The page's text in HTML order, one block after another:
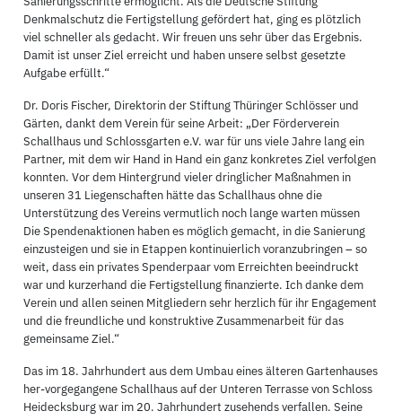
Denkmalschutz die Fertigstellung gefördert hat, ging es plötzlich
viel schneller als gedacht. Wir freuen uns sehr über das Ergebnis.
Damit ist unser Ziel erreicht und haben unsere selbst gesetzte
Aufgabe erfüllt.“
Dr. Doris Fischer, Direktorin der Stiftung Thüringer Schlösser und
Gärten, dankt dem Verein für seine Arbeit: „Der Förderverein
Schallhaus und Schlossgarten e.V. war für uns viele Jahre lang ein
Partner, mit dem wir Hand in Hand ein ganz konkretes Ziel verfolgen
konnten. Vor dem Hintergrund vieler dringlicher Maßnahmen in
unseren 31 Liegenschaften hätte das Schallhaus ohne die
Unterstützung des Vereins vermutlich noch lange warten müssen
Die Spendenaktionen haben es möglich gemacht, in die Sanierung
einzusteigen und sie in Etappen kontinuierlich voranzubringen – so
weit, dass ein privates Spenderpaar vom Erreichten beeindruckt
war und kurzerhand die Fertigstellung finanzierte. Ich danke dem
Verein und allen seinen Mitgliedern sehr herzlich für ihr Engagement
und die freundliche und konstruktive Zusammenarbeit für das
gemeinsame Ziel.“
Das im 18. Jahrhundert aus dem Umbau eines älteren Gartenhauses
her-vorgegangene Schallhaus auf der Unteren Terrasse von Schloss
Heidecksburg war im 20. Jahrhundert zusehends verfallen. Seine